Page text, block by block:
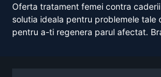
Oferta tratament femei contra
solutia ideala pentru problemele tale
pentru a-ti regenera parul afectat.